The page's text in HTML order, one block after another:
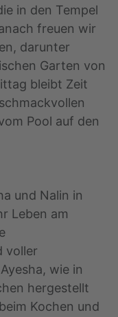
in den Tempel
freuen wir
darunter
Garten von
bleibt Zeit
Pool auf den
und Nalin in
Leben am
voller
wie in
hergestellt
Kochen und